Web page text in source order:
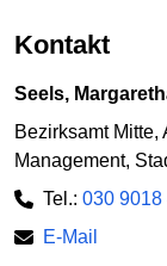
Kontakt
Seels,
Bezirksamt
Management,
Tel.: 030 9018
E-Mail